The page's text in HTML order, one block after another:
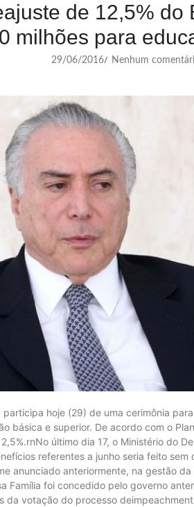
de 12,5% do
milhões para
29/06/2016/ Nenhum
hoje (29) de uma cerimônia
básica e superior. De acordo com o
último dia 17, o Ministério do
referentes a junho seria feito sem
anunciado anteriormente, na gestão
Família foi concedido pelo governo
da votação do processo